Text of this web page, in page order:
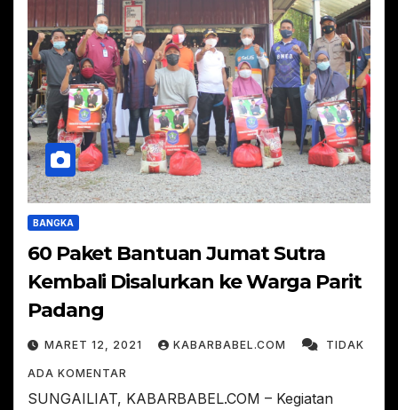
BANGKA
60 Paket Bantuan Jumat Sutra
Kembali Disalurkan ke Warga Parit
Padang
MARET 12, 2021 KABARBABEL.COM TIDAK
ADA KOMENTAR
SUNGAILIAT, KABARBABEL.COM – Kegiatan